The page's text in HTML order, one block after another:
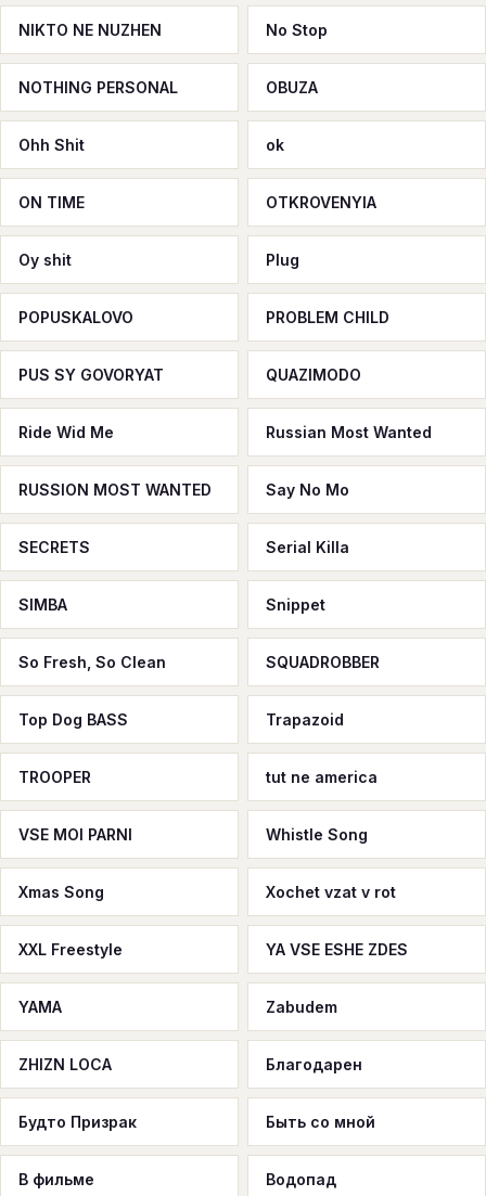
NIKTO NE NUZHEN No Stop
NOTHING PERSONAL OBUZA
Ohh Shit ok
ON TIME OTKROVENYIA
Oy shit Plug
POPUSKALOVO PROBLEM CHILD
PUS SY GOVORYAT QUAZIMODO
Ride Wid Me Russian Most Wanted
RUSSION MOST WANTED Say No Mo
SECRETS Serial Killa
SIMBA Snippet
So Fresh, So Clean SQUADROBBER
Top Dog BASS Trapazoid
TROOPER tut ne america
VSE MOI PARNI Whistle Song
Xmas Song Xochet vzat v rot
XXL Freestyle YA VSE ESHE ZDES
YAMA Zabudem
ZHIZN LOCA Благодарен
Будто Призрак Быть со мной
В фильме Водопад